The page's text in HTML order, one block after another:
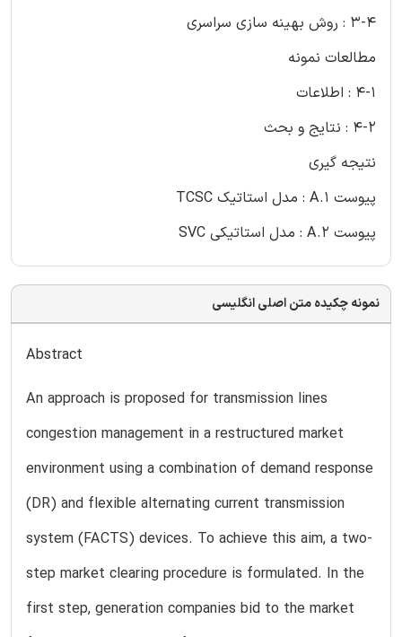
3-4 : روش بهینه سازی سراسری
مطالعات نمونه
4-1 : اطلاعات
4-2 : نتایج و بحث
نتیجه گیری
پیوست A.1 : مدل استاتیک TCSC
پیوست A.2 : مدل استاتیکی SVC
نمونه چکیده متن اصلی انگلیسی
Abstract
An approach is proposed for transmission lines
congestion management in a restructured market
environment using a combination of demand response
(DR) and flexible alternating current transmission
system (FACTS) devices. To achieve this aim, a two-
step market clearing procedure is formulated. In the
first step, generation companies bid to the market